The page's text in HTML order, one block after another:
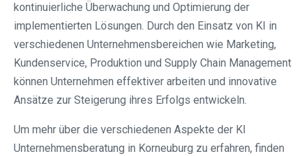
kontinuierliche Überwachung und Optimierung der
implementierten Lösungen. Durch den Einsatz von KI in
verschiedenen Unternehmensbereichen wie Marketing,
Kundenservice, Produktion und Supply Chain Management
können Unternehmen effektiver arbeiten und innovative
Ansätze zur Steigerung ihres Erfolgs entwickeln.
Um mehr über die verschiedenen Aspekte der KI
Unternehmensberatung in Korneuburg zu erfahren, finden